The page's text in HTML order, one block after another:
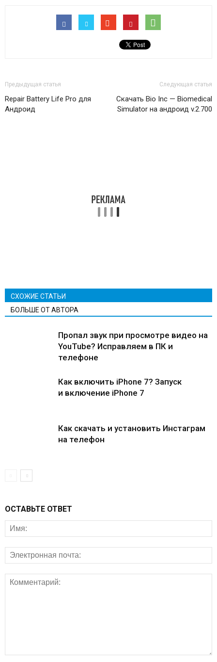
Предыдущая статья
Repair Battery Life Pro для
Андроид
Следующая статья
Скачать Bio Inc — Biomedical
Simulator на андроид v.2.700
СХОЖИЕ СТАТЬИ
БОЛЬШЕ ОТ АВТОРА
Пропал звук при просмотре видео на
YouTube? Исправляем в ПК и
телефоне
Как включить iPhone 7? Запуск
и включение iPhone 7
Как скачать и установить Инстаграм
на телефон
ОСТАВЬТЕ ОТВЕТ